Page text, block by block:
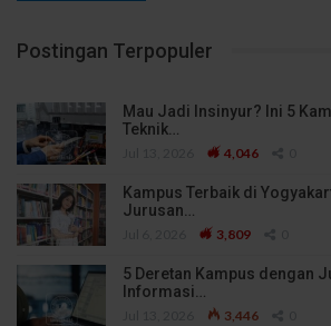
Postingan Terpopuler
Mau Jadi Insinyur? Ini 5
Teknik…
4,046
Kampus Terbaik di
Jurusan…
3,809
5 Deretan Kampus dengan
Informasi…
3,446